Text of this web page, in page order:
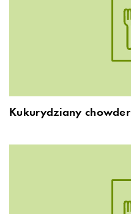
Kukurydziany